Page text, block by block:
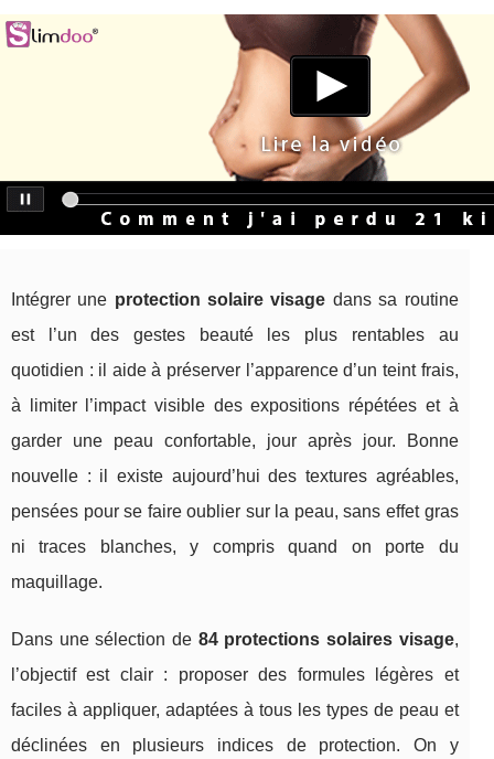
Intégrer une protection solaire visage dans sa routine
est l’un des gestes beauté les plus rentables au
quotidien : il aide à préserver l’apparence d’un teint frais,
à limiter l’impact visible des expositions répétées et à
garder une peau confortable, jour après jour. Bonne
nouvelle : il existe aujourd’hui des textures agréables,
pensées pour se faire oublier sur la peau, sans effet gras
ni traces blanches, y compris quand on porte du
maquillage.
Dans une sélection de 84 protections solaires visage,
l’objectif est clair : proposer des formules légères et
faciles à appliquer, adaptées à tous les types de peau et
déclinées en plusieurs indices de protection. On y